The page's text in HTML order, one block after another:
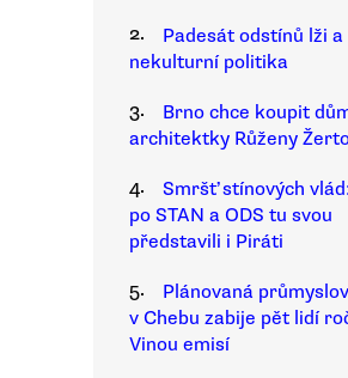
2.
Padesát odstínů lži a
nekulturní politika
3.
Brno chce koupit
architektky Růženy
4.
Smršť stínových
po STAN a ODS tu svou
představili i Piráti
5.
Plánovaná
v Chebu zabije pět lidí
Vinou emisí